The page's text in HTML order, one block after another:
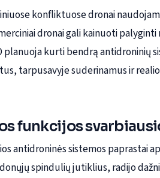
konfliktuose dronai
dronai gali kainuoti
planuoja kurti bendrą antidroninių
tarpusavyje suderinamus ir
funkcijos
antidroninės sistemos paprastai
spindulių jutiklius, radijo